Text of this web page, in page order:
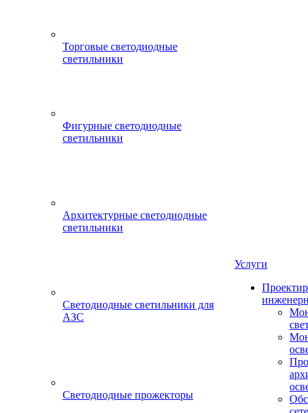
Торговые светодиодные
светильники
Фигурные светодиодные
светильники
Архитектурные светодиодные
светильники
Светодиодные светильники для
АЗС
Светодиодные прожекторы
Услуги